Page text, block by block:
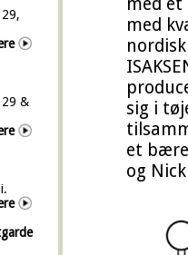
29 &
med
sig i
et
og